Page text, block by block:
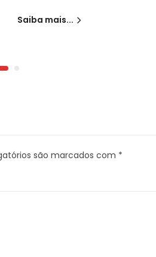
Saiba mais...
são marcados com *